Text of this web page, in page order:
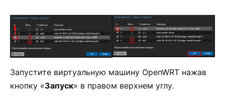
Запустите виртуальную машину OpenWRT нажав
кнопку «Запуск» в правом верхнем углу.